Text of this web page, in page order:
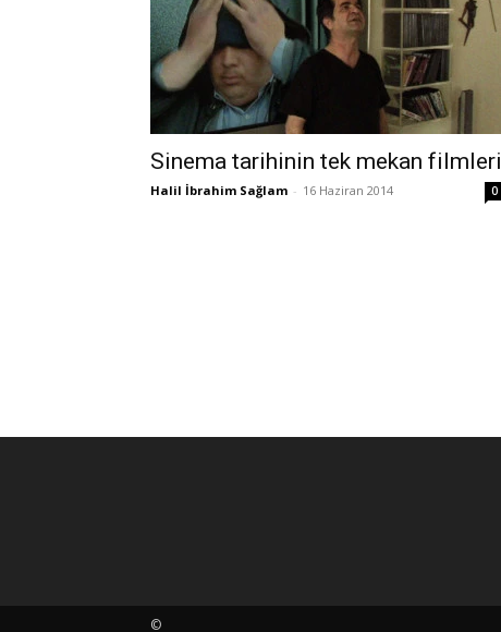
Sinema tarihinin tek mekan filmleri
Halil İbrahim Sağlam - 16 Haziran 2014 0
©